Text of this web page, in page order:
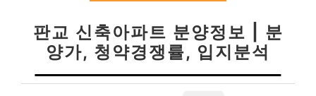
판교 신축아파트 분양정보 | 분
양가, 청약경쟁률, 입지분석